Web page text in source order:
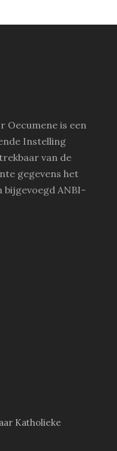
Oecumene is een
Instelling
van de
gegevens het
bijgevoegd ANBI-
Katholieke